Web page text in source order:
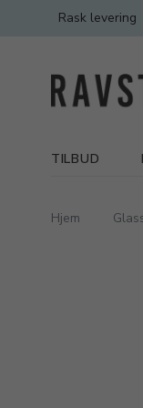
Rask levering
TILBUD
Hjem